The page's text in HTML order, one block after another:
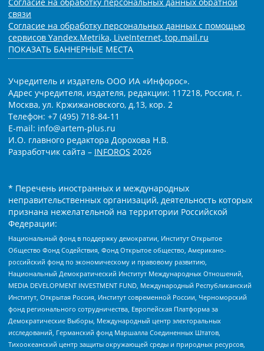
Согласие на обработку персональных данных обратной
связи
Согласие на обработку персональных данных с помощью
сервисов Yandex.Metrika, LiveInternet, top.mail.ru
ПОКАЗАТЬ БАННЕРНЫЕ МЕСТА
Учредитель и издатель ООО ИА «Инфорос».
Адрес учредителя, издателя, редакции: 117218, Россия, г.
Москва, ул. Кржижановского, д.13, кор. 2
Телефон: +7 (495) 718-84-11
E-mail: info@artem-plus.ru
И.О. главного редактора Дорохова Н.В.
Разработчик сайта – INFOROS 2026
* Перечень иностранных и международных
неправительственных организаций, деятельность которых
признана нежелательной на территории Российской
Федерации:
Национальный фонд в поддержку демократии, Институт Открытое
Общество Фонд Содействия, Фонд Открытое общество, Американо-
российский фонд по экономическому и правовому развитию,
Национальный Демократический Институт Международных Отношений,
MEDIA DEVELOPMENT INVESTMENT FUND, Международный Республиканский
Институт, Открытая Россия, Институт современной России, Черноморский
фонд регионального сотрудничества, Европейская Платформа за
Демократические Выборы, Международный центр электоральных
исследований, Германский фонд Маршалла Соединенных Штатов,
Тихоокеанский центр защиты окружающей среды и природных ресурсов,